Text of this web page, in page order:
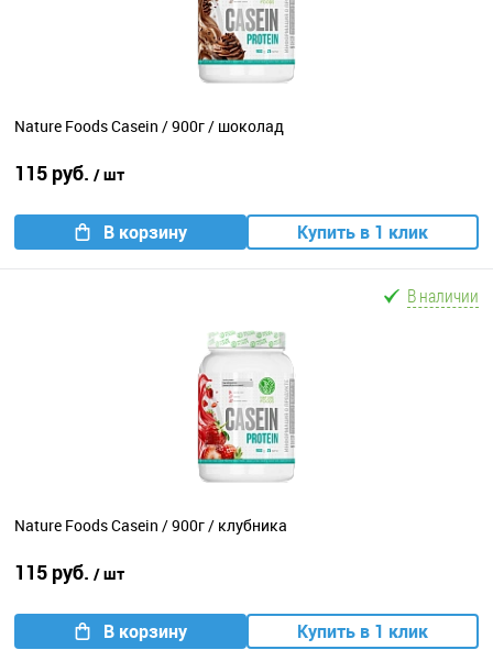
Nature Foods Casein / 900г / шоколад
115 руб. / шт
В корзину Купить в 1 клик
В наличии
Nature Foods Casein / 900г / клубника
115 руб. / шт
В корзину Купить в 1 клик